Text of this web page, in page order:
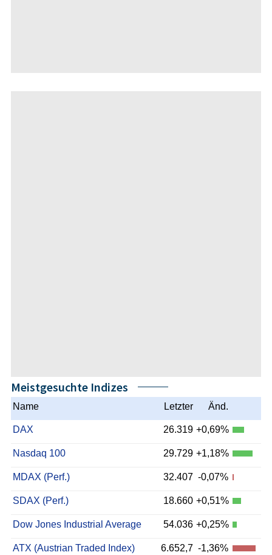
Meistgesuchte Indizes
Name Letzter Änd.
DAX 26.319 +0,69%
Nasdaq 100 29.729 +1,18%
MDAX (Perf.) 32.407 -0,07%
SDAX (Perf.) 18.660 +0,51%
Dow Jones Industrial Average 54.036 +0,25%
ATX (Austrian Traded Index) 6.652,7 -1,36%